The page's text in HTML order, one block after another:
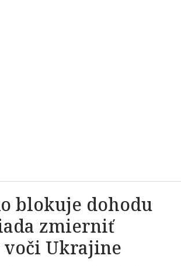
blokuje dohodu
zmierniť
voči Ukrajine